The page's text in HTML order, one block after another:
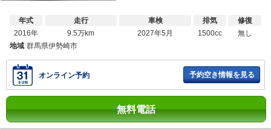
年式
2016年
走行
9.5万km
車検
2027年5月
排気
1500cc
修復
無し
地域 群馬県伊勢崎市
オンライン予約 予約空き情報を見る
無料電話